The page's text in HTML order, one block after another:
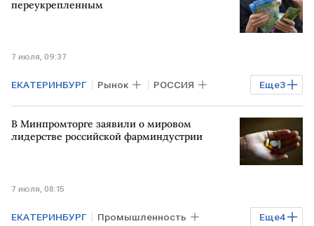
Минпромторг
переукрепленным
7 июля, 09:37
Еще3
ЕКАТЕРИНБУРГ Рынок РОССИЯ
Александр Шохин РСПП
Иннопром
В Минпромторге заявили о мировом
лидерстве российской фарминдустрии
7 июля, 08:15
Еще4
ЕКАТЕРИНБУРГ Промышленность